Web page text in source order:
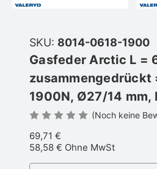
SKU: 8014-0618-1900
Gasfeder Arctic L =
zusammengedrückt
1900N, Ø27/14 mm,
(Noch keine
69,71 €
58,58 € Ohne MwSt